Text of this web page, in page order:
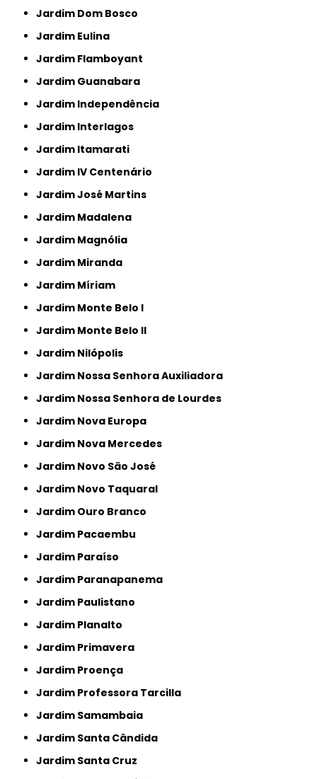
Jardim Dom Bosco
Jardim Eulina
Jardim Flamboyant
Jardim Guanabara
Jardim Independência
Jardim Interlagos
Jardim Itamarati
Jardim IV Centenário
Jardim José Martins
Jardim Madalena
Jardim Magnólia
Jardim Miranda
Jardim Míriam
Jardim Monte Belo I
Jardim Monte Belo II
Jardim Nilópolis
Jardim Nossa Senhora Auxiliadora
Jardim Nossa Senhora de Lourdes
Jardim Nova Europa
Jardim Nova Mercedes
Jardim Novo São José
Jardim Novo Taquaral
Jardim Ouro Branco
Jardim Pacaembu
Jardim Paraíso
Jardim Paranapanema
Jardim Paulistano
Jardim Planalto
Jardim Primavera
Jardim Proença
Jardim Professora Tarcilla
Jardim Samambaia
Jardim Santa Cândida
Jardim Santa Cruz